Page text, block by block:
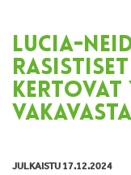
LUCIA-
KERTOVAT
JULKAISTU 17.12.2024